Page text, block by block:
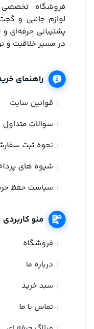
فروشگاه تخصصی
لوازم جانبی و
پشتیبانی حرفه‌ای
در مسیر خلاقیت و
راهنمای
قوانین سایت
سوالات متداول
نحوه ثبت
شیوه های
سیاست حفظ
منو کاربردی
فروشگاه
درباره ما
سبد خرید
تماس با ما